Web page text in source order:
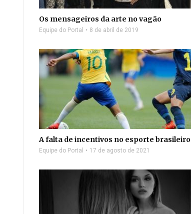
Os mensageiros da arte no vagão
Equipe do Portal 8 de abril de 2019
A falta de incentivos no esporte brasileiro
Equipe do Portal 17 de agosto de 2021